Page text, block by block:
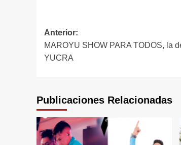
Navegación
de
Anterior:
MAROYU SHOW PARA TODOS, la
YUCRA
Publicaciones Relacionadas